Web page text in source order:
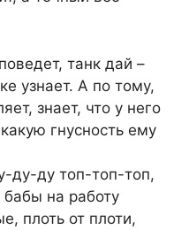
танк дай –
узнает. А по тому,
знает, что у него
гнусность ему
ду-ду топ-топ-топ,
на работу
плоть от плоти,